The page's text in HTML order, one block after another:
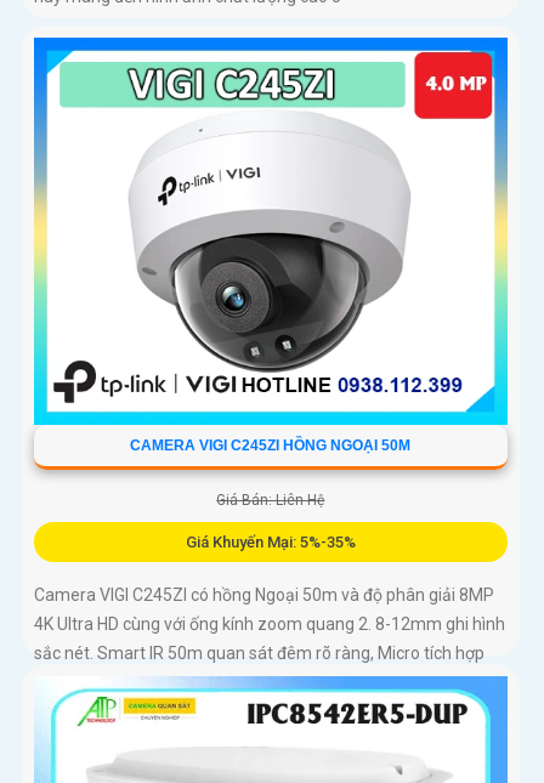
CAMERA VIGI C245ZI HỒNG NGOẠI 50M
Giá Bán: Liên Hệ
Giá Khuyến Mại: 5%-35%
Camera VIGI C245ZI có hồng Ngoại 50m và độ phân giải 8MP
4K Ultra HD cùng với ống kính zoom quang 2. 8-12mm ghi hình
sắc nét. Smart IR 50m quan sát đêm rõ ràng, Micro tích hợp
thu âm chân thực